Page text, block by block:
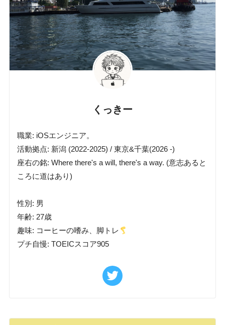
くっきー
職業: iOSエンジニア。
活動拠点: 新潟 (2022-2025) / 東京&千葉(2026 -)
座右の銘: Where there's a will, there's a way. (意志あると
ころに道はあり)
性別: 男
年齢: 27歳
趣味: コーヒーの嗜み、脚トレ
プチ自慢: TOEICスコア905